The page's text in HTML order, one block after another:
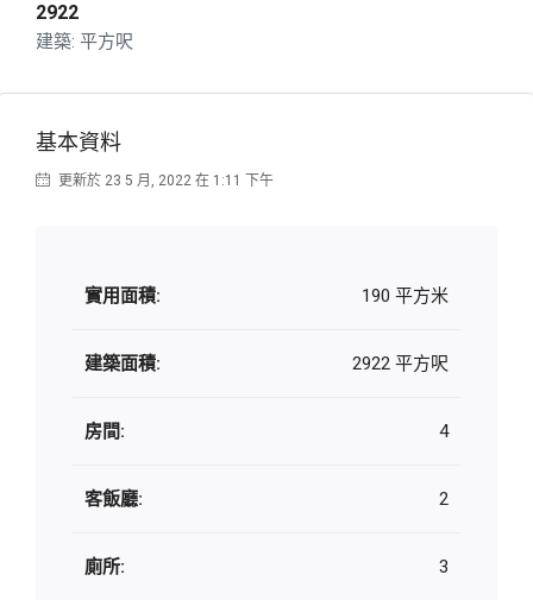
2922
平方呎
基本資料
更新於 23 5 月, 2022 在 1:11 下午
實用面積: 190 平方米
建築面積: 2922 平方呎
房間: 4
客飯廳: 2
廁所: 3